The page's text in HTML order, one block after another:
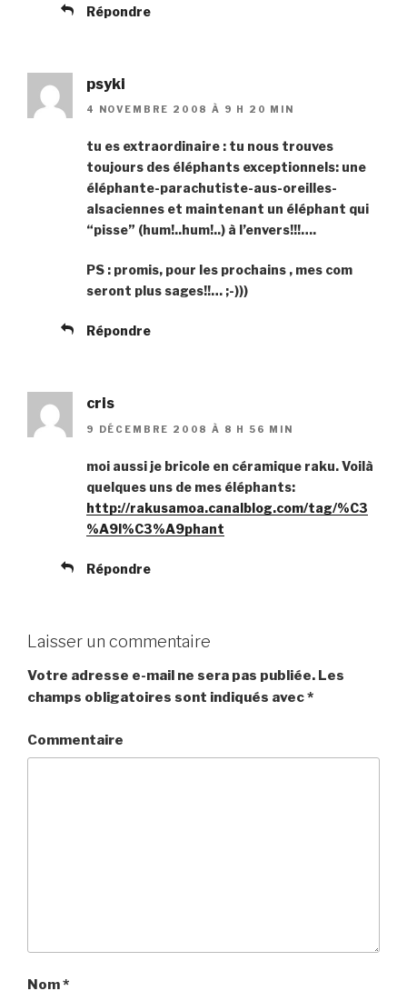
Répondre
psyki
4 NOVEMBRE 2008 À 9 H 20 MIN
tu es extraordinaire : tu nous trouves
toujours des éléphants exceptionnels: une
éléphante-parachutiste-aus-oreilles-
alsaciennes et maintenant un éléphant qui
“pisse” (hum!..hum!..) à l’envers!!!….
PS : promis, pour les prochains , mes com
seront plus sages!!… ;-)))
Répondre
cris
9 DÉCEMBRE 2008 À 8 H 56 MIN
moi aussi je bricole en céramique raku. Voilà
quelques uns de mes éléphants:
http://rakusamoa.canalblog.com/tag/%C3
%A9l%C3%A9phant
Répondre
Laisser un commentaire
Votre adresse e-mail ne sera pas publiée. Les
champs obligatoires sont indiqués avec*
Commentaire
Nom*